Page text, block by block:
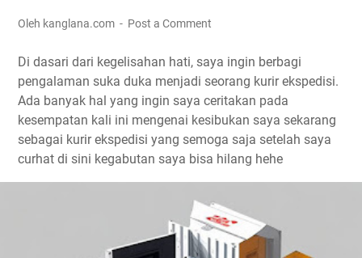
Oleh kanglana.com Post a Comment
Di dasari dari kegelisahan hati, saya ingin berbagi
pengalaman suka duka menjadi seorang kurir ekspedisi.
Ada banyak hal yang ingin saya ceritakan pada
kesempatan kali ini mengenai kesibukan saya sekarang
sebagai kurir ekspedisi yang semoga saja setelah saya
curhat di sini kegabutan saya bisa hilang hehe